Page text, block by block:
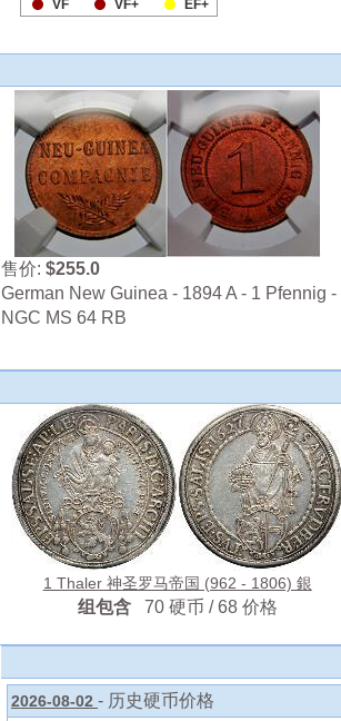
售价: $255.0
German New Guinea - 1894 A - 1 Pfennig -
NGC MS 64 RB
1 Thaler 神圣罗马帝国 (962 - 1806) 銀
组包含 70 硬币 / 68 价格
2026-08-02 - 历史硬币价格